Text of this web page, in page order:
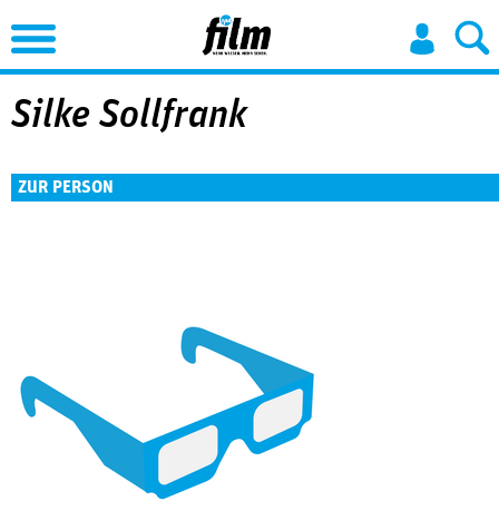
Jump to Navigation
Silke Sollfrank
ZUR PERSON